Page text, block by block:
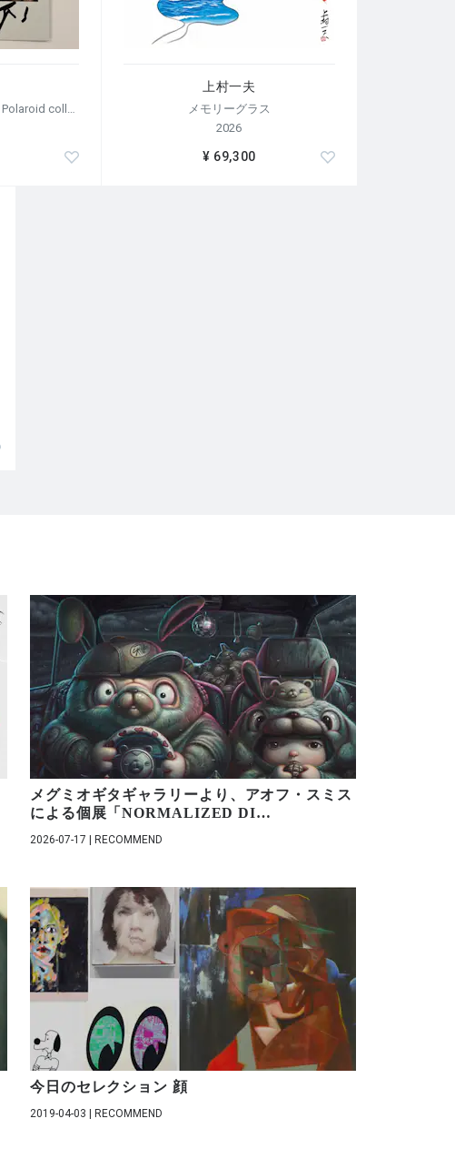
【荒木経惟/サイン入り】Polaroid collage
上村一夫
メモリーグラス
2026
¥ 69,300
メグミオギタギャラリーより、アオフ・スミス
による個展「NORMALIZED DI…
2026-07-17 | RECOMMEND
今日のセレクション 顔
2019-04-03 | RECOMMEND